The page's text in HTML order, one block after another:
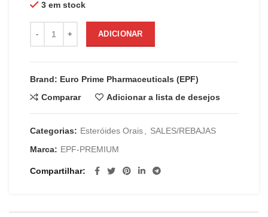
original
era:
€75.00.
é:
€60.00.
3 em stock
ADICIONAR
Brand: Euro Prime Pharmaceuticals (EPF)
Comparar
Adicionar a lista de desejos
Categorias: Esteróides Orais
SALES/REBAJAS
Marca: EPF-PREMIUM
Compartilhar